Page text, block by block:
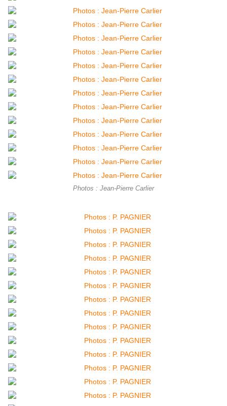
Photos : Jean-Pierre Carlier